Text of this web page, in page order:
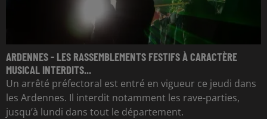
ARDENNES - LES RASSEMBLEMENTS FESTIFS À CARACTÈRE
MUSICAL INTERDITS...
Un arrêté préfectoral est entré en vigueur ce jeudi dans
les Ardennes. Il interdit notamment les rave-parties,
jusqu’à lundi dans tout le département.